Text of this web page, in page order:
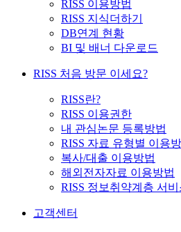
RISS 이용방법
RISS 지식더하기
DB연계 현황
BI 및 배너 다운로드
RISS 처음 방문 이세요?
RISS란?
RISS 이용권한
내 관심논문 등록방법
RISS 자료 유형별 이용
복사/대출 이용방법
해외전자자료 이용방법
RISS 정보취약계층 서
고객센터